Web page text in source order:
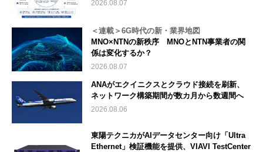
2026.08.07
＜連載＞6G時代の新・業界地図
MNO×NTNの新秩序 MNOとNTN事業者の関
係は変化するか？
2026.08.07
ANAがエクイニクスとクラウド接続を刷新、
ネットワーク構築期間が数カ月から数週間へ
2026.08.06
東陽テクニカがAIデータセンター向け「Ultra
Ethernet」検証機能を提供、VIAVI TestCenter